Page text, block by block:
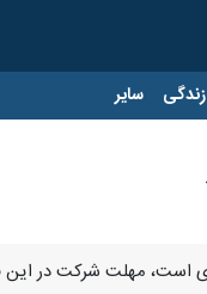
زندگی سایر